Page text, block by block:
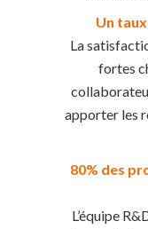
Un
La
fortes
apporter les
80% des
L’équipe